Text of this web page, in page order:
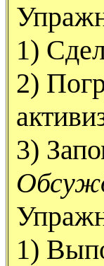
1)
2)
3)
1)